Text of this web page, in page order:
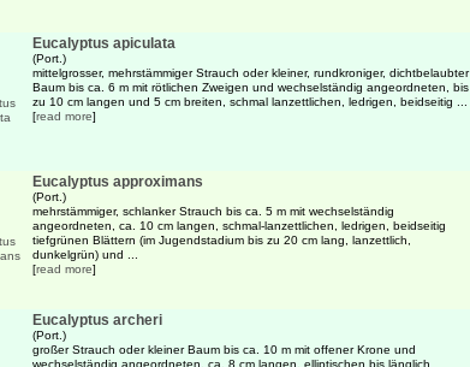
Eucalyptus apiculata
(Port.)
mittelgrosser, mehrstämmiger Strauch oder kleiner, rundkroniger, dichtbelaubter
Baum bis ca. 6 m mit rötlichen Zweigen und wechselständig angeordneten, bis
zu 10 cm langen und 5 cm breiten, schmal lanzettlichen, ledrigen, beidseitig ...
[read more]
Eucalyptus approximans
(Port.)
mehrstämmiger, schlanker Strauch bis ca. 5 m mit wechselständig
angeordneten, ca. 10 cm langen, schmal-lanzettlichen, ledrigen, beidseitig
tiefgrünen Blättern (im Jugendstadium bis zu 20 cm lang, lanzettlich,
dunkelgrün) und ...
[read more]
Eucalyptus archeri
(Port.)
großer Strauch oder kleiner Baum bis ca. 10 m mit offener Krone und
wechselständig angeordneten, ca. 8 cm langen, elliptischen bis länglich